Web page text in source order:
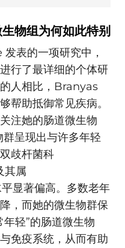
物组为何如此特别
表的一项研究中，
行了最详细的个体研
人相比，Branyas
帮助抵御常见疾病。
注她的肠道微生物
呈现出与许多年轻
歧杆菌科
其属
显著偏高。多数老年
，而她的微生物群保
轻”的肠道微生物
免疫系统，从而有助